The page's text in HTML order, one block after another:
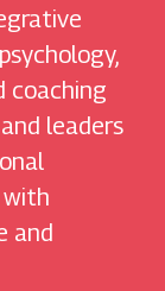
coaching
leaders
and